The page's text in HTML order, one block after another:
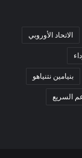
الاتحاد الأوروبي
بنيامين نتنياهو
السريع